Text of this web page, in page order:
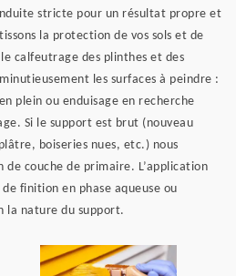
stricte pour un résultat propre et
la protection de vos sols et de
le calfeutrage des plinthes et des
les surfaces à peindre :
plein ou enduisage en recherche
Si le support est brut (nouveau
boiseries nues, etc.) nous
de couche de primaire. L’application
de finition en phase aqueuse ou
la nature du support.